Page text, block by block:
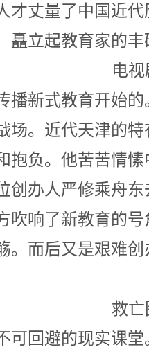
才丈量了中国近
践，矗立
的故事情
播新式教育开始
场。近代天津的
抱负。他苦苦情
创办人严修乘舟
吹响了新教育的
。而后又是艰难
存是中国近
可回避的现实课